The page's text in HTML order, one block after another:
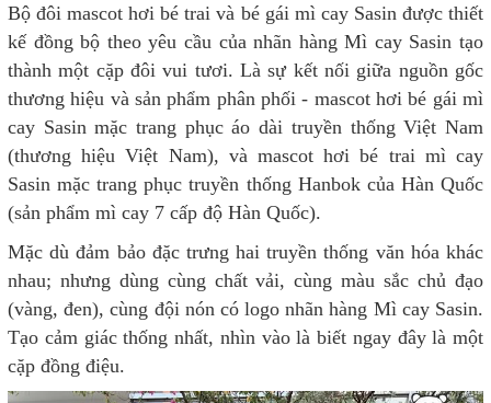
Bộ đôi mascot hơi bé trai và bé gái mì cay Sasin được thiết
kế đồng bộ theo yêu cầu của nhãn hàng Mì cay Sasin tạo
thành một cặp đôi vui tươi. Là sự kết nối giữa nguồn gốc
thương hiệu và sản phẩm phân phối - mascot hơi bé gái mì
cay Sasin mặc trang phục áo dài truyền thống Việt Nam
(thương hiệu Việt Nam), và mascot hơi bé trai mì cay
Sasin mặc trang phục truyền thống Hanbok của Hàn Quốc
(sản phẩm mì cay 7 cấp độ Hàn Quốc).
Mặc dù đảm bảo đặc trưng hai truyền thống văn hóa khác
nhau; nhưng dùng cùng chất vải, cùng màu sắc chủ đạo
(vàng, đen), cùng đội nón có logo nhãn hàng Mì cay Sasin.
Tạo cảm giác thống nhất, nhìn vào là biết ngay đây là một
cặp đồng điệu.